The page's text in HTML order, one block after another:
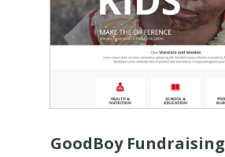
GoodBoy Fundraising